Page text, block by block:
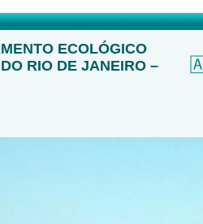
ECOLÓGICO
RIO DE JANEIRO –